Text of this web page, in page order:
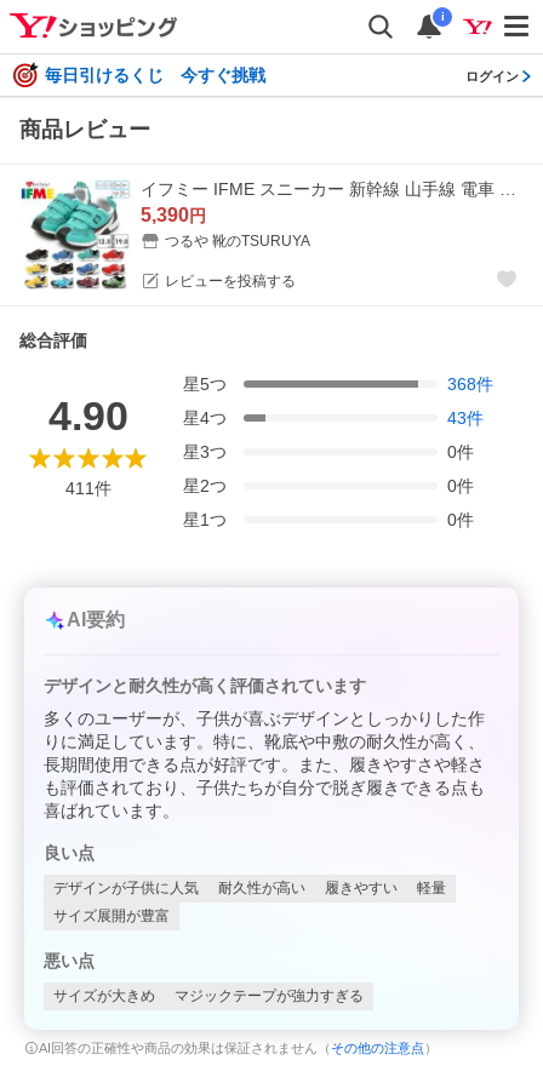
i
毎日引けるくじ 今すぐ挑戦 ログイン
商品レビュー
5,390円
つるや 靴のTSURUYA
レビューを投稿する
総合評価
4.90
411件
星5つ 368件
星4つ 43件
星3つ 0件
星2つ 0件
星1つ 0件
AI要約
デザインと耐久性が高く評価されています
多くのユーザーが、子供が喜ぶデザインとしっかりした作
りに満足しています。特に、靴底や中敷の耐久性が高く、
長期間使用できる点が好評です。また、履きやすさや軽さ
も評価されており、子供たちが自分で脱ぎ履きできる点も
喜ばれています。
良い点
デザインが子供に人気 耐久性が高い 履きやすい
軽量
サイズ展開が豊富
悪い点
サイズが大きめ マジックテープが強力すぎる
AI回答の正確性や商品の効果は保証されません（ その他の注意点 ）